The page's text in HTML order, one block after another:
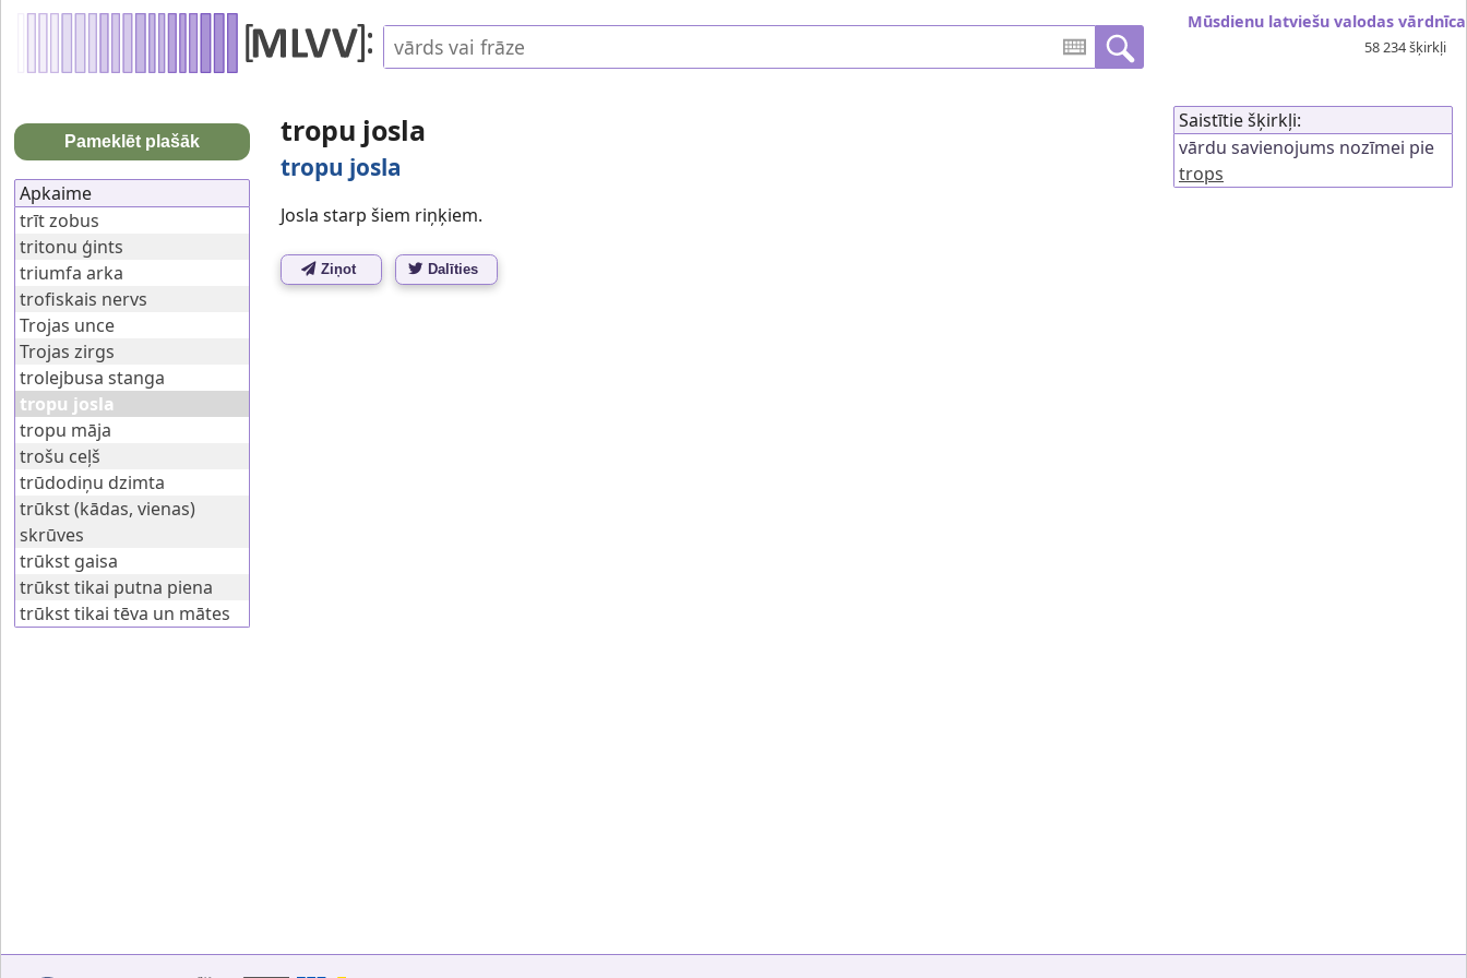
Mūsdienu latviešu valodas vārdnīca
58 234 šķirkļi
tropu josla
tropu josla
Josla starp šiem riņķiem.
Ziņot Dalīties
Saistītie šķirkļi:
vārdu savienojums nozīmei pie
trops
Pameklēt plašāk
Apkaime
trīt zobus
tritonu ģints
triumfa arka
trofiskais nervs
Trojas unce
Trojas zirgs
trolejbusa stanga
tropu josla
tropu māja
trošu ceļš
trūdodiņu dzimta
trūkst (kādas, vienas)
skrūves
trūkst gaisa
trūkst tikai putna piena
trūkst tikai tēva un mātes